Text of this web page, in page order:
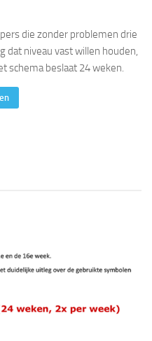
die zonder problemen drie
dat niveau vast willen houden,
schema beslaat 24 weken.